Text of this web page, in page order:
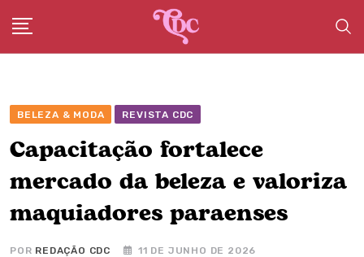
content
BELEZA & MODA REVISTA CDC
Capacitação fortalece
mercado da beleza e valoriza
maquiadores paraenses
POR REDAÇÃO CDC
11 DE JUNHO DE 2026